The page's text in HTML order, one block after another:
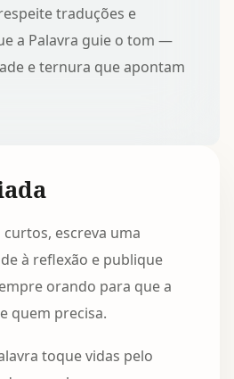
traduções e
a Palavra guie o tom —
e ternura que apontam
escreva uma
à reflexão e publique
orando para que a
quem precisa.
toque vidas pelo